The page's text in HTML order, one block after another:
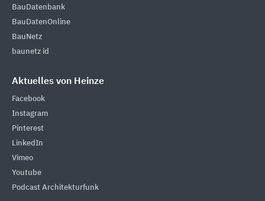
BauDatenbank
BauDatenOnline
BauNetz
baunetz id
Aktuelles von Heinze
Facebook
Instagram
Pinterest
LinkedIn
Vimeo
Youtube
Podcast Architekturfunk